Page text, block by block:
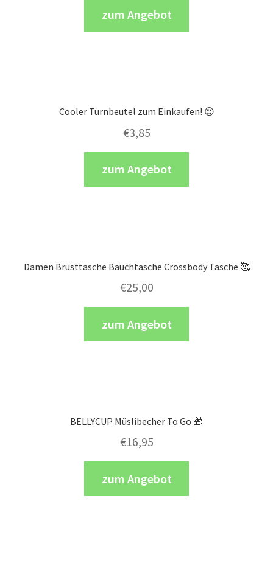
zum Angebot
Cooler Turnbeutel zum Einkaufen! 😍
€3,85
zum Angebot
Damen Brusttasche Bauchtasche Crossbody Tasche 🥰
€25,00
zum Angebot
BELLYCUP Müslibecher To Go 🎁
€16,95
zum Angebot